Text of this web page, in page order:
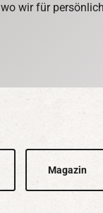
wir für
Magazin